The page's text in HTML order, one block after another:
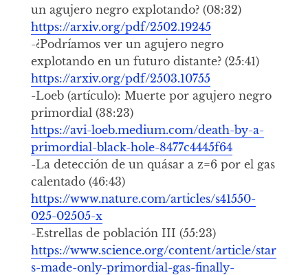
un agujero negro explotando? (08:32)
https://arxiv.org/pdf/2502.19245
-¿Podríamos ver un agujero negro
explotando en un futuro distante? (25:41)
https://arxiv.org/pdf/2503.10755
-Loeb (artículo): Muerte por agujero negro
primordial (38:23)
https://avi-loeb.medium.com/death-by-a-
primordial-black-hole-8477c4445f64
-La detección de un quásar a z=6 por el gas
calentado (46:43)
https://www.nature.com/articles/s41550-
025-02505-x
-Estrellas de población III (55:23)
https://www.science.org/content/article/star
s-made-only-primordial-gas-finally-